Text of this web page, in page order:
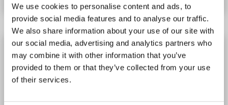
We use cookies to personalise content and ads, to
provide social media features and to analyse our traffic.
We also share information about your use of our site with
our social media, advertising and analytics partners who
may combine it with other information that you’ve
provided to them or that they’ve collected from your use
of their services.
Adamts2 Antikörper (C-Term)
Adamts2 Reaktivität: Human
Wirt: Kaninchen
Polyclonal
unconjugated